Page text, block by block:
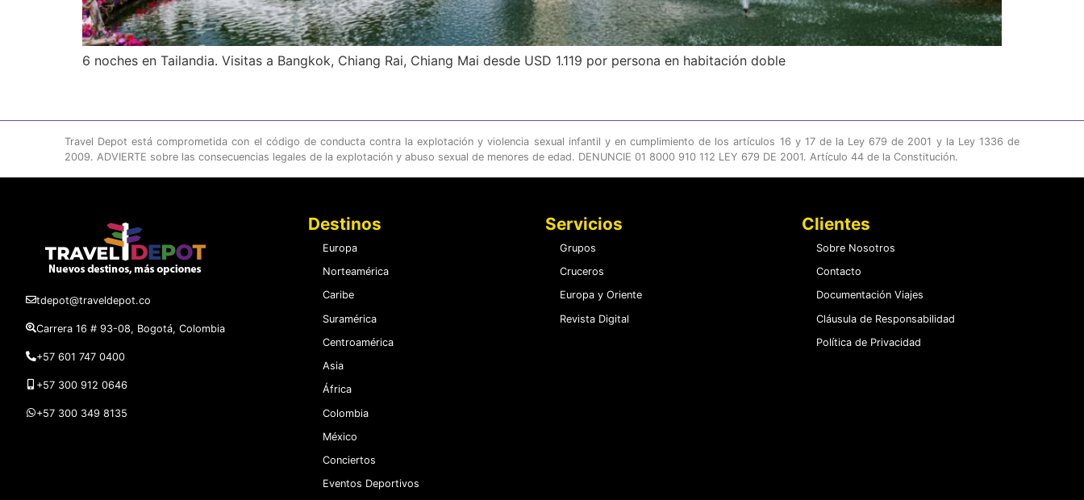
6 noches en Tailandia. Visitas a Bangkok, Chiang Rai, Chiang Mai desde USD 1.119 por persona en habitación doble
Travel Depot está comprometida con el código de conducta contra la explotación y violencia sexual infantil y en cumplimiento de los artículos 16 y 17 de la Ley 679 de 2001 y la Ley 1336 de
2009. ADVIERTE sobre las consecuencias legales de la explotación y abuso sexual de menores de edad. DENUNCIE 01 8000 910 112 LEY 679 DE 2001. Artículo 44 de la Constitución.
tdepot@traveldepot.co
Carrera 16 # 93-08, Bogotá, Colombia
+57 601 747 0400
+57 300 912 0646
+57 300 349 8135
Destinos
Europa
Norteamérica
Caribe
Suramérica
Centroamérica
Asia
África
Colombia
México
Conciertos
Eventos Deportivos
Servicios
Grupos
Cruceros
Europa y Oriente
Revista Digital
Clientes
Sobre Nosotros
Contacto
Documentación Viajes
Cláusula de Responsabilidad
Política de Privacidad